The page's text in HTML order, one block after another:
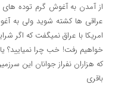
از آمدن به آغوش گرم توده
عراقی ها کشته شوید ولی به
امریکا با عراق نمیگفت که اگر
خواهیم رفت! خب چرا نمیایید؟
که هزاران نفراز جوانان این
باقری